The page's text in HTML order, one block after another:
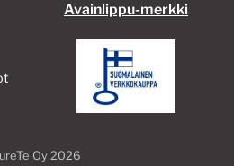
Avainlippu-merkki
Oy2026